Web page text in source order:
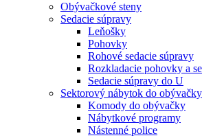
Obývačkové steny
Sedacie súpravy
Leňošky
Pohovky
Rohové sedacie súpravy
Rozkladacie pohovky a
Sedacie súpravy do U
Sektorový nábytok do obývačky
Komody do obývačky
Nábytkové programy
Nástenné police